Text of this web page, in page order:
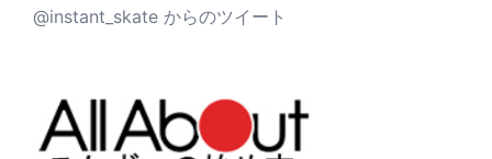
@instant_skate からのツイート